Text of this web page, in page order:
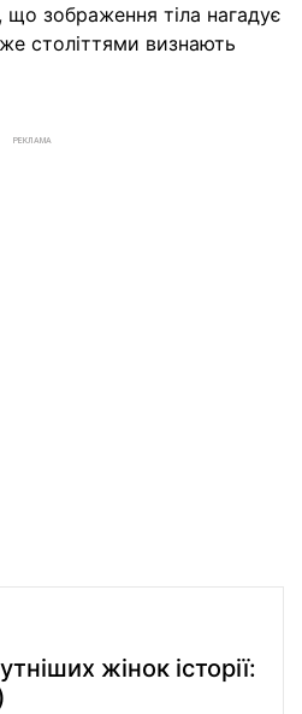
що зображення тіла нагадує
століттями визнають
РЕКЛАМА
жінок історії: